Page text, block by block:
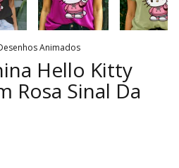
Animados
Hello Kitty
Rosa Sinal Da